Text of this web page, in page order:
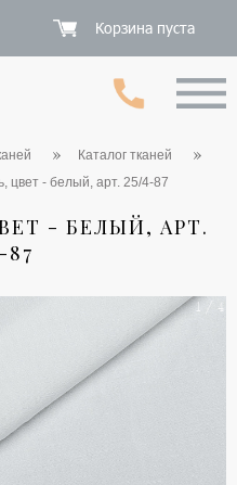
Корзина пуста
Каталог тканей
цвет - белый, арт. 25/4-87
- БЕЛЫЙ, АРТ.
87
1 / 4